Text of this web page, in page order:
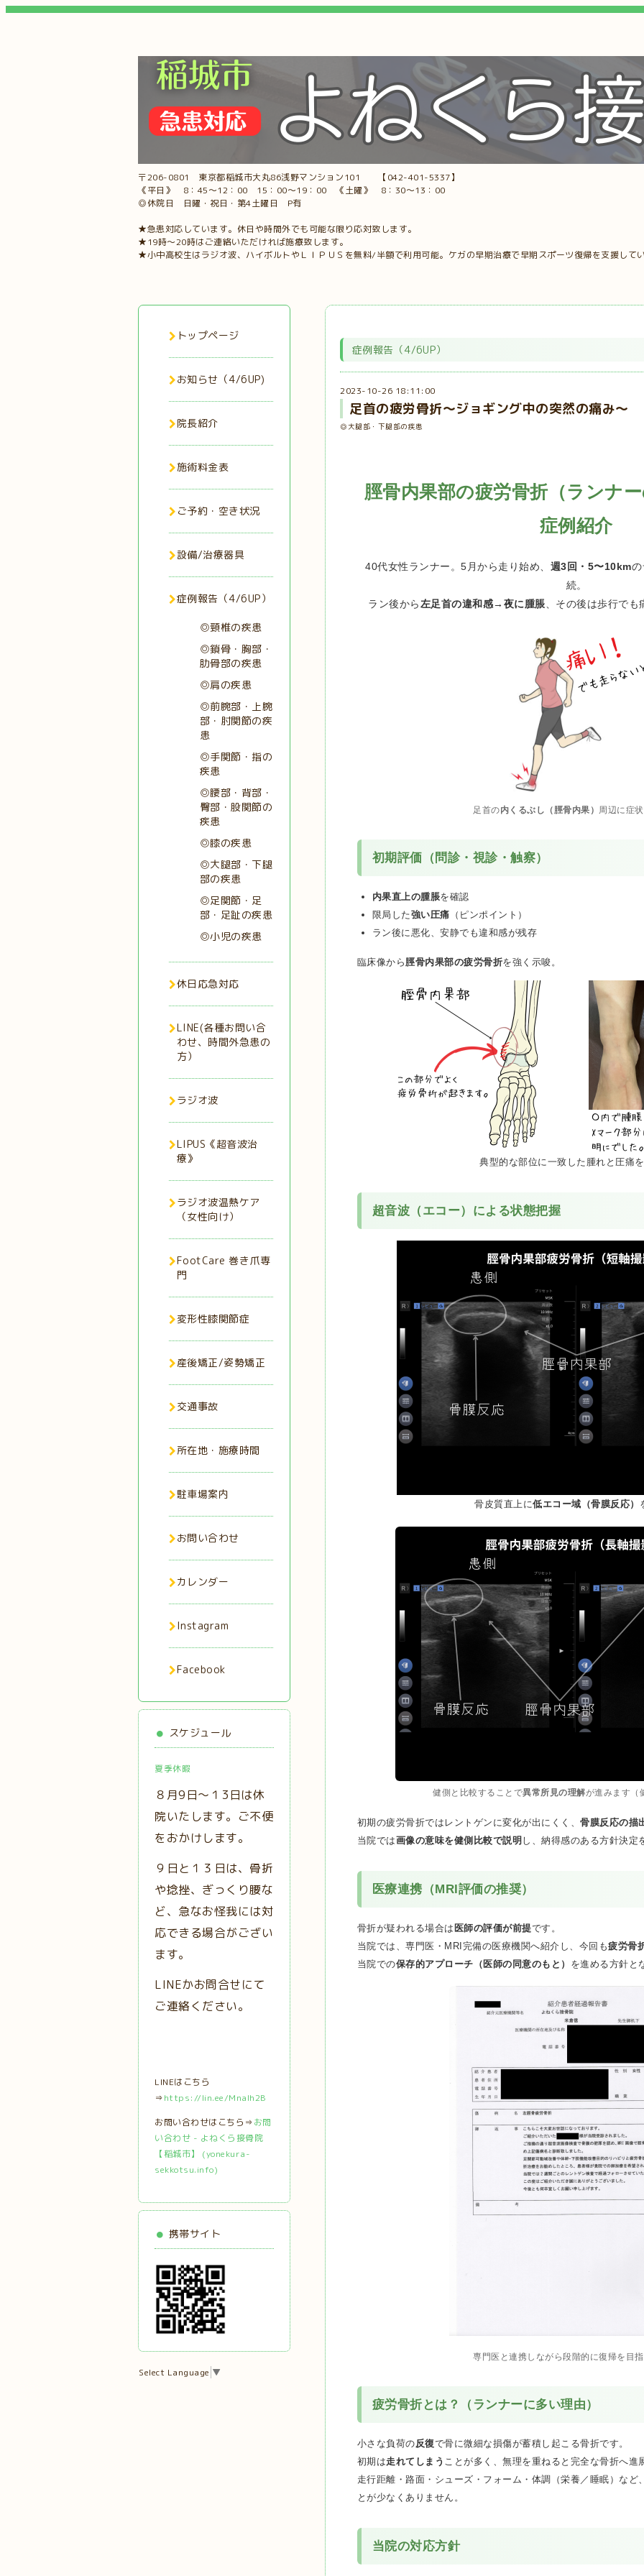
〒206-0801 東京都稲城市大丸86浅野マンション101 【042-401-5337】
《平日》 8：45～12：00 15：00～19：00 《土曜》 8：30～13：00
◎休院日 日曜・祝日・第4土曜日 P有
★急患対応しています。休日や時間外でも可能な限り応対致します。
★19時～20時はご連絡いただければ施療致します。
★小中高校生はラジオ波、ハイボルトやＬＩＰＵＳを無料/半額で利用可能。ケガの早期治療で早期スポーツ復帰を支援して
症例報告（4/6UP）
2023-10-26 18:11:00
足首の疲労骨折～ジョギング中の突然の痛み～
◎大腿部・下腿部の疾患
脛骨内果部の疲労骨折（ランナ
症例紹介
40代女性ランナー。5月から走り始め、 週3回・5〜10km
続。
ラン後から 左足首の違和感→夜に腫脹 、その後は歩行で
足首の内くるぶし（脛骨内果） 周辺に症
初期評価（問診・視診・触察）
内果直上の腫脹を確認
限局した強い圧痛 （ピンポイント）
ラン後に悪化、安静でも違和感が残存
臨床像から脛骨内果部の疲労骨折を強く示唆。
典型的な部位に一致した腫れと圧痛
超音波（エコー）による状態把握
骨皮質直上に低エコー域（骨膜反応）
健側と比較することで異常所見の理解が進みます（
初期の疲労骨折ではレントゲンに変化が出にくく、骨膜反応の描
当院では画像の意味を健側比較で説明 し、納得感のある方針決定
医療連携（MRI評価の推奨）
骨折が疑われる場合は 医師の評価が前提です。
当院では、専門医・MRI完備の医療機関へ紹介し、今回も疲労骨
当院での保存的アプローチ（医師の同意のもと） を進める方針と
専門医と連携しながら段階的に復帰を目
疲労骨折とは？（ランナーに多い理由）
小さな負荷の反復で骨に微細な損傷が蓄積し起こる骨折です。
初期は走れてしまう ことが多く、無理を重ねると完全な骨折へ進
走行距離・路面・シューズ・フォーム・体調（栄養／睡眠）など
とが少なくありません。
当院の対応方針
トップページ
お知らせ（4/6UP)
院長紹介
施術料金表
ご予約・空き状況
設備/治療器具
症例報告（4/6UP）
◎頸椎の疾患
◎鎖骨・胸部・
肋骨部の疾患
◎肩の疾患
◎前腕部・上腕
部・肘関節の疾
患
◎手関節・指の
疾患
◎腰部・背部・
臀部・股関節の
疾患
◎膝の疾患
◎大腿部・下腿
部の疾患
◎足関節・足
部・足趾の疾患
◎小児の疾患
休日応急対応
LINE(各種お問い合
わせ、時間外急患の
方）
ラジオ波
LIPUS《超音波治
療》
ラジオ波温熱ケア
（女性向け）
FootCare 巻き爪専
門
変形性膝関節症
産後矯正/姿勢矯正
交通事故
所在地・施療時間
駐車場案内
お問い合わせ
カレンダー
Instagram
Facebook
スケジュール
夏季休暇
８月9日～１3日は休
院いたします。ご不便
をおかけします。
９日と１３日は、 骨折
や捻挫、ぎっくり腰な
ど、急なお怪我には対
応できる場合がござい
ます。
LINEかお問合せにて
ご連絡ください。
LINEはこちら
⇒https://lin.ee/MnaIh2B
お問い合わせはこちら⇒お問
い合わせ - よねくら接骨院
【稲城市】 (yonekura-
sekkotsu.info)
携帯サイト
Select Language ▼